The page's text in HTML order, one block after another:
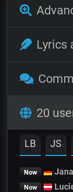
Lyrics
20
LB JS
Now Jana
Now